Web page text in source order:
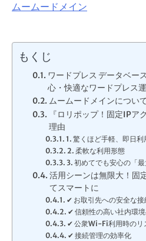
ムームードメイン
もくじ
ワードプレス データベー
心・快適なワードプレス運
ムームードメインについ
『ロリポップ！固定IPア
理由
1. 驚くほど手軽、即日利
2. 柔軟な利用形態
3. 初めてでも安心の「最
活用シーンは無限大！固
てスマートに
✔ お取引先への安全な接
✔ 信頼性の高い社内環
✔ 公衆Wi-Fi利用時のリ
✔ 接続管理の効率化